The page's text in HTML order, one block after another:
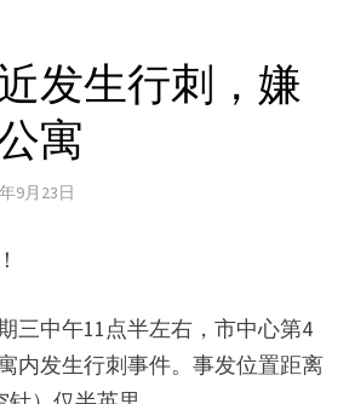
发生行刺，嫌
寓
9月23日
三中午11点半左右，市中心第4
内发生行刺事件。事发位置距离